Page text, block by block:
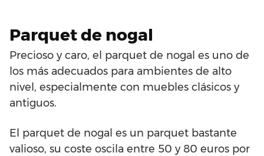
Parquet de nogal
Precioso y caro, el parquet de nogal es uno de
los más adecuados para ambientes de alto
nivel, especialmente con muebles clásicos y
antiguos.
El parquet de nogal es un parquet bastante
valioso, su coste oscila entre 50 y 80 euros por